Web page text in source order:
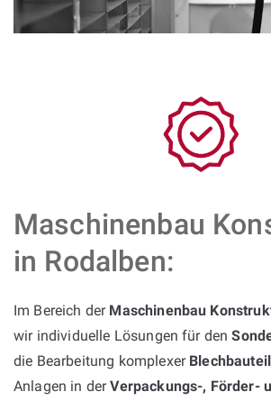
Maschinenbau
in Rodalben:
Im Bereich der Maschinenbau
wir individuelle Lösungen für den
die Bearbeitung komplexer
Anlagen in derVerpackungs-, Förder-